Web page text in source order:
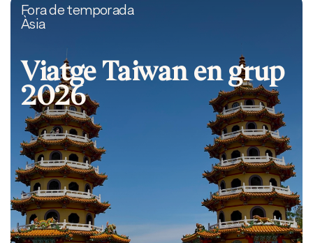
Fora de temporada
Àsia
Viatge Taiwan en grup
2026